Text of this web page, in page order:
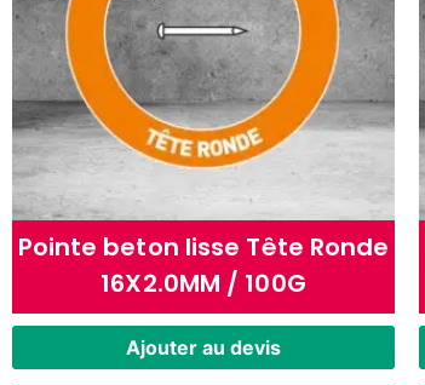
Pointe beton lisse Tête Ronde
16X2.0MM / 100G
Ajouter au devis